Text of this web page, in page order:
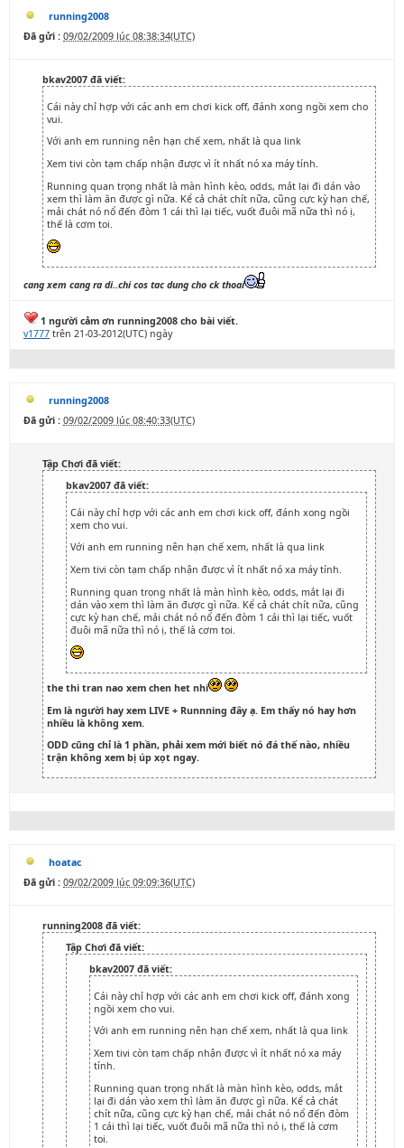
running2008
Đã gửi : 09/02/2009 lúc 08:38:34(UTC)
bkav2007 đã viết:
Cái này chỉ hợp với các anh em chơi kick off, đánh xong ngồi xem cho
vui.
Với anh em running nên hạn chế xem, nhất là qua link
Xem tivi còn tạm chấp nhận được vì ít nhất nó xa máy tính.
Running quan trọng nhất là màn hình kèo, odds, mắt lại đi dán vào
xem thì làm ăn được gì nữa. Kể cả chát chít nữa, cũng cực kỳ hạn chế,
mải chát nó nổ đến đòm 1 cái thì lại tiếc, vuốt đuôi mã nữa thì nó ị,
thế là cơm toi.
cang xem cang ra di..chi cos tac dung cho ck thoai
1 người cảm ơn running2008 cho bài viết.
v1777 trên 21-03-2012(UTC) ngày
running2008
Đã gửi : 09/02/2009 lúc 08:40:33(UTC)
Tập Chơi đã viết:
bkav2007 đã viết:
Cái này chỉ hợp với các anh em chơi kick off, đánh xong ngồi
xem cho vui.
Với anh em running nên hạn chế xem, nhất là qua link
Xem tivi còn tạm chấp nhận được vì ít nhất nó xa máy tính.
Running quan trọng nhất là màn hình kèo, odds, mắt lại đi
dán vào xem thì làm ăn được gì nữa. Kể cả chát chít nữa, cũng
cực kỳ hạn chế, mải chát nó nổ đến đòm 1 cái thì lại tiếc, vuốt
đuôi mã nữa thì nó ị, thế là cơm toi.
the thi tran nao xem chen het nhi
Em là người hay xem LIVE + Runnning đây ạ. Em thấy nó hay hơn
nhiều là không xem.
ODD cũng chỉ là 1 phần, phải xem mới biết nó đá thế nào, nhiều
trận không xem bị úp xọt ngay.
hoatac
Đã gửi : 09/02/2009 lúc 09:09:36(UTC)
running2008 đã viết:
Tập Chơi đã viết:
bkav2007 đã viết:
Cái này chỉ hợp với các anh em chơi kick off, đánh xong
ngồi xem cho vui.
Với anh em running nên hạn chế xem, nhất là qua link
Xem tivi còn tạm chấp nhận được vì ít nhất nó xa máy
tính.
Running quan trọng nhất là màn hình kèo, odds, mắt
lại đi dán vào xem thì làm ăn được gì nữa. Kể cả chát
chít nữa, cũng cực kỳ hạn chế, mải chát nó nổ đến đòm
1 cái thì lại tiếc, vuốt đuôi mã nữa thì nó ị, thế là cơm
toi.